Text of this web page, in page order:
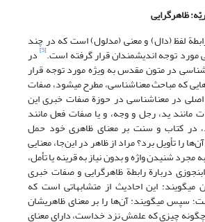
ظاهرگرایی
لفظ (دال) و معنی (مدلول) است که در چند
مورد توجه اندیشمندان قرار گرفته است.[5] در
در متون مقدس به ویژه مورد توجه قرار
که مباحث معناشناسی، مطرح می‏شود، صفات
در معنا‌شناسی در حوزة صفات خبری این
مانند ید، رجل و وجه‌، و یا صفات فعل مانند
در کتاب و سنت بر معنای ظاهری خود حمل
را تأویل برد؟ مراد از ظاهر در این‌جا، معنایی
شنیدن واژه و بدون نیاز به قرینه یا تأمل،
ابن‏جوزی دربارة رابطة ظاهرگرایی و صفات خبری
می‏گویند: این احادیث از متشابهاتی است که
سپس می‏گویند: آن‌ها را بر معنای ظاهریشان
چیزی که علمش نزد خداست، دارای معنای